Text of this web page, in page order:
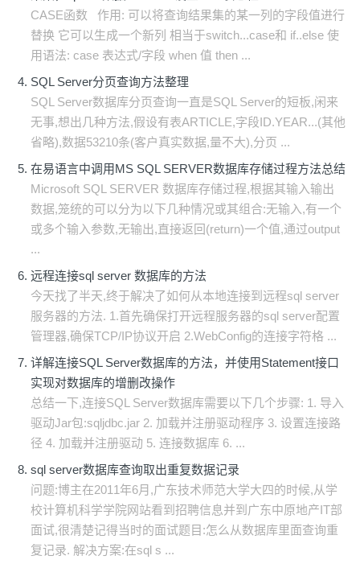
CASE函数 作用: 可以将查询结果集的某一列的字段值进行
替换 它可以生成一个新列 相当于switch...case和 if..else 使
用语法: case 表达式/字段 when 值 then ...
SQL Server分页查询方法整理
SQL Server数据库分页查询一直是SQL Server的短板,闲来
无事,想出几种方法,假设有表ARTICLE,字段ID.YEAR...(其他
省略),数据53210条(客户真实数据,量不大),分页 ...
在易语言中调用MS SQL SERVER数据库存储过程方法总结
Microsoft SQL SERVER 数据库存储过程,根据其输入输出
数据,笼统的可以分为以下几种情况或其组合:无输入,有一个
或多个输入参数,无输出,直接返回(return)一个值,通过output
...
远程连接sql server 数据库的方法
今天找了半天,终于解决了如何从本地连接到远程sql server
服务器的方法. 1.首先确保打开远程服务器的sql server配置
管理器,确保TCP/IP协议开启 2.WebConfig的连接字符格 ...
详解连接SQL Server数据库的方法，并使用Statement接口
实现对数据库的增删改操作
总结一下,连接SQL Server数据库需要以下几个步骤: 1. 导入
驱动Jar包:sqljdbc.jar 2. 加载并注册驱动程序 3. 设置连接路
径 4. 加载并注册驱动 5. 连接数据库 6. ...
sql server数据库查询取出重复数据记录
问题:博主在2011年6月,广东技术师范大学大四的时候,从学
校计算机科学学院网站看到招聘信息并到广东中原地产IT部
面试,很清楚记得当时的面试题目:怎么从数据库里面查询重
复记录. 解决方案:在sql s ...